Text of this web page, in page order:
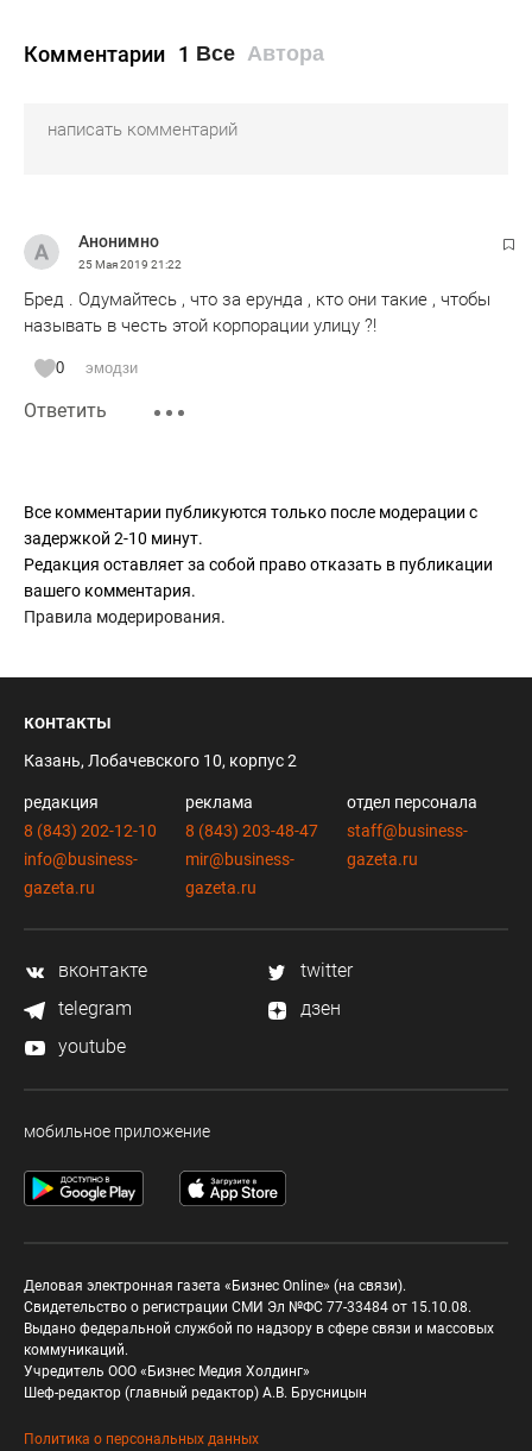
Комментарии 1 Все Автора
Анонимно
25 Мая 2019 21:22
Бред . Одумайтесь , что за ерунда , кто они такие , чтобы
называть в честь этой корпорации улицу ?!
0 эмодзи
Ответить
Все комментарии публикуются только после модерации с
задержкой 2-10 минут.
Редакция оставляет за собой право отказать в публикации
вашего комментария.
Правила модерирования.
контакты
Казань, Лобачевского 10, корпус 2
редакция
8 (843) 202-12-10
info@business-
gazeta.ru
реклама
8 (843) 203-48-47
mir@business-
gazeta.ru
отдел персонала
staff@business-
gazeta.ru
вконтакте
twitter
telegram
дзен
youtube
мобильное приложение
Деловая электронная газета «Бизнес Online» (на связи).
Свидетельство о регистрации СМИ Эл №ФС 77-33484 от 15.10.08.
Выдано федеральной службой по надзору в сфере связи и массовых
коммуникаций.
Учредитель ООО «Бизнес Медия Холдинг»
Шеф-редактор (главный редактор) А.В. Брусницын
Политика о персональных данных